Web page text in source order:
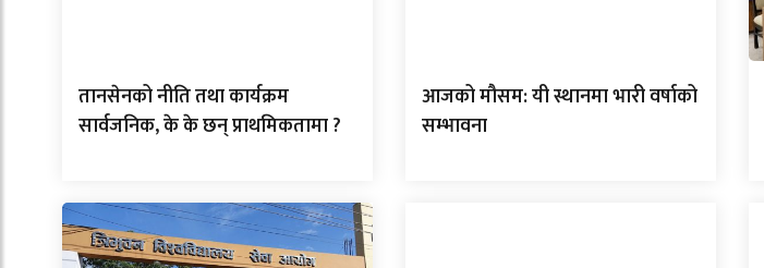
तानसेनको नीति तथा कार्यक्रम
सार्वजनिक, के के छन् प्राथमिकतामा ?
आजको मौसम: यी स्थानमा भारी वर्षाको
सम्भावना